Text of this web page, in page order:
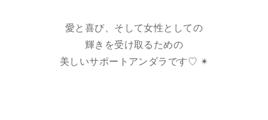
愛と喜び、そして女性としての
輝きを受け取るための
美しいサポートアンダラです♡ ✴︎